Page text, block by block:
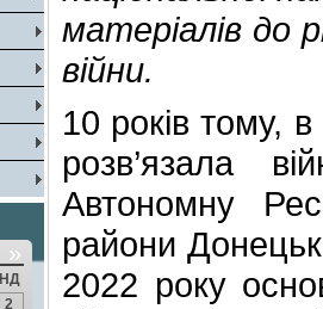
»
НД
2
матеріалів до
війни.
10 років тому,
розв’язала
Автономну
райони
2022 року